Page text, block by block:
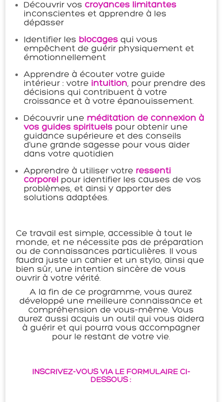
Découvrir voscroyances limitantes
inconscientes et apprendre à les
dépasser
Identifier les blocages qui vous
empêchent de guérir physiquement et
émotionnellement
Apprendre à écouter votre guide
intérieur : votre intuition, pour prendre des
décisions qui contribuent à votre
croissance et à votre épanouissement.
Découvrir une méditation de connexion à
vos guides spirituels pour obtenir une
guidance supérieure et des conseils
d’une grande sagesse pour vous aider
dans votre quotidien
Apprendre à utiliser votre ressenti
corporel pour identifier les causes de vos
problèmes, et ainsi y apporter des
solutions adaptées.
Ce travail est simple, accessible à tout le
monde, et ne nécessite pas de préparation
ou de connaissances particulières. Il vous
faudra juste un cahier et un stylo, ainsi que
bien sûr, une intention sincère de vous
ouvrir à votre vérité.
A la fin de ce programme, vous aurez
développé une meilleure connaissance et
compréhension de vous-même. Vous
aurez aussi acquis un outil qui vous aidera
à guérir et qui pourra vous accompagner
pour le restant de votre vie.
INSCRIVEZ-VOUS VIA LE FORMULAIRE CI-
DESSOUS :